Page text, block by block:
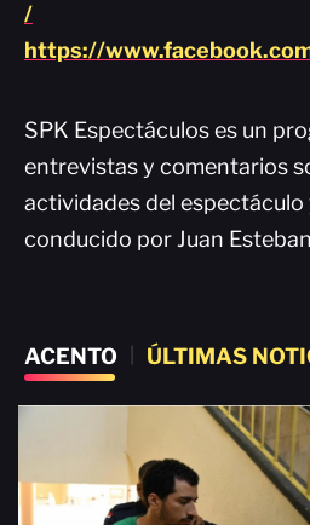
/
https://
SPK Espectáculos es un
entrevistas y comentarios
actividades del
conducido por Juan
ACENTO ÚLTIMAS